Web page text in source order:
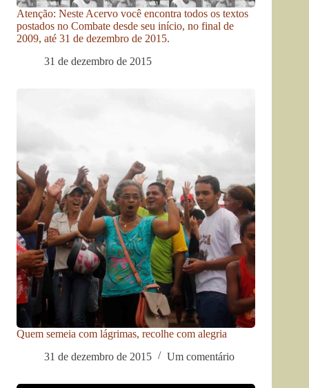
Atenção: Neste Acervo você encontra todos os textos
postados no Combate desde seu início, no final de
2009, até 31 de dezembro de 2015.
31 de dezembro de 2015
Quem semeia com lágrimas, recolhe com alegria
31 de dezembro de 2015
Um comentário